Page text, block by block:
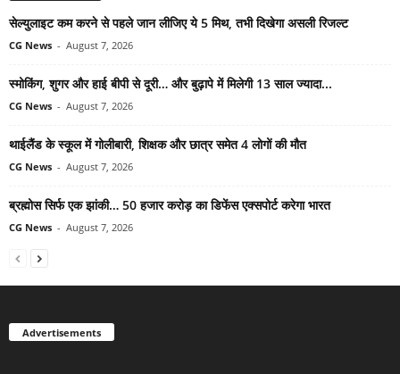
सेल्युलाइट कम करने से पहले जान लीजिए ये 5 मिथ, तभी दिखेगा असली रिजल्ट
CG News - August 7, 2026
स्मोकिंग, शुगर और हाई बीपी से दूरी… और बुढ़ापे में मिलेगी 13 साल ज्यादा...
CG News - August 7, 2026
थाईलैंड के स्कूल में गोलीबारी, शिक्षक और छात्र समेत 4 लोगों की मौत
CG News - August 7, 2026
ब्रह्मोस सिर्फ एक झांकी… 50 हजार करोड़ का डिफेंस एक्सपोर्ट करेगा भारत
CG News - August 7, 2026
Advertisements